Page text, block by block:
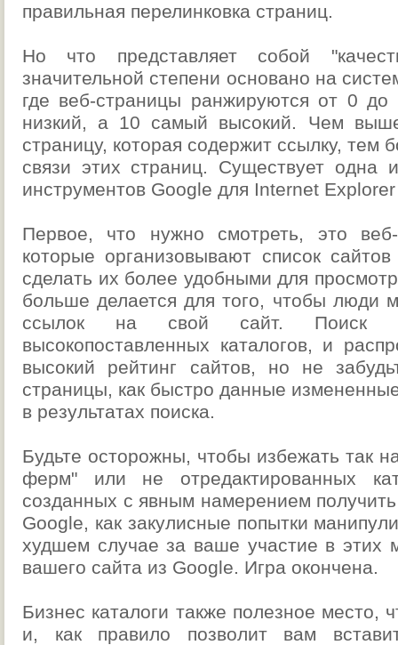
правильная перелинковка страниц.
Но что представляет собой
значительной степени основано на
где веб-страницы ранжируются от 0
низкий, а 10 самый высокий. Чем
страницу, которая содержит ссылку, тем
связи этих страниц. Существует одна
инструментов Google для Internet
Первое, что нужно смотреть, это
которые организовывают список
сделать их более удобными для
больше делается для того, чтобы люди
ссылок на свой сайт. Поиск
высокопоставленных каталогов, и
высокий рейтинг сайтов, но не
страницы, как быстро данные
в результатах поиска.
Будьте осторожны, чтобы избежать так
ферм" или не отредактированных
созданных с явным намерением
Google, как закулисные попытки
худшем случае за ваше участие в этих
вашего сайта из Google. Игра окончена.
Бизнес каталоги также полезное место,
и, как правило позволит вам